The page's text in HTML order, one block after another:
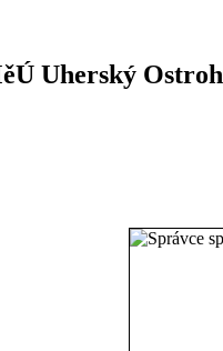
Uherský Ostroh